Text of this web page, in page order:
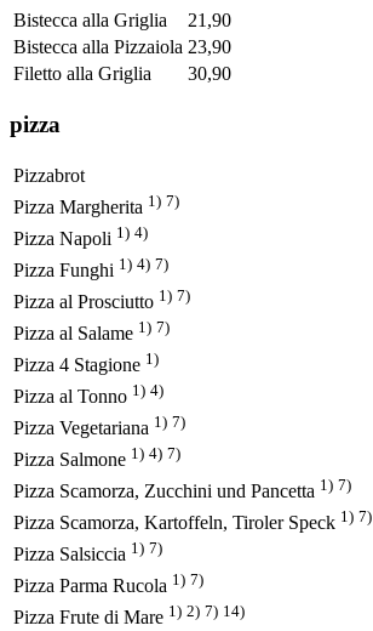
Bistecca alla Griglia
21,90
Bistecca alla Pizzaiola 23,90
Filetto alla Griglia
30,90
pizza
Pizzabrot
Pizza Margherita 1) 7)
Pizza Napoli 1) 4)
Pizza Funghi 1) 4) 7)
Pizza al Prosciutto 1) 7)
Pizza al Salame 1) 7)
Pizza 4 Stagione 1)
Pizza al Tonno 1) 4)
Pizza Vegetariana 1) 7)
Pizza Salmone 1) 4) 7)
Pizza Scamorza, Zucchini und Pancetta 1) 7)
Pizza Scamorza, Kartoffeln, Tiroler Speck 1) 7)
Pizza Salsiccia 1) 7)
Pizza Parma Rucola 1) 7)
Pizza Frute di Mare 1) 2) 7) 14)